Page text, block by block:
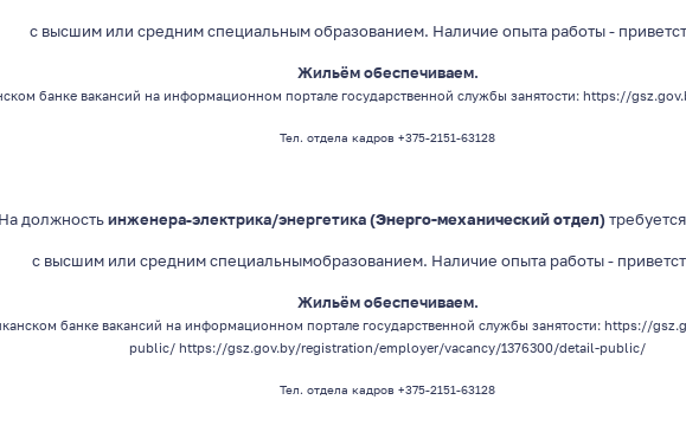
с высшим или средним специальнымобразованием. Наличие опыта работы -
Жильём обеспечиваем.
банке вакансий на информационном портале государственной службы занятости: https://
Тел. отдела кадров +375-2151-63128
На должностьинженера-электрика/энергетика(Энерго-механический отдел)
с высшим или средним специальнымобразованием. Наличие опыта работы -
Жильём обеспечиваем.
банке вакансий на информационном портале государственной службы занятости: https://
public/ https://gsz.gov.by/registration/employer/vacancy/1376300/detail-public/
Тел. отдела кадров +375-2151-63128